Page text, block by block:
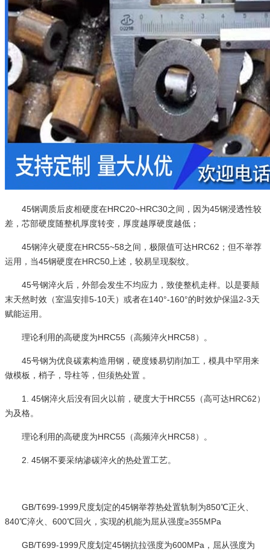
45钢调质后皮相硬度在HRC20~HRC30之间，因为45钢浸透性较
差，芯部硬度随整机厚度转变，厚度越厚硬度越低；
45钢淬火硬度在HRC55~58之间，极限值可达HRC62；但不举荐
运用，当45钢硬度在HRC50上述，较易呈现裂纹。
45号钢淬火后，外部会发生不均应力，致使整机走样。以是要颠
末天然时效（室温安排5-10天）或者在140°-160°的时效炉保温2-3天
赋能运用。
理论利用的高硬度为HRC55（高频淬火HRC58）。
45号钢为优良碳素构造用钢，硬度矮易切削加工，模具中罕用来
做模板，梢子，导柱等，但须热处置 。
1. 45钢淬火后没有回火以前，硬度大于HRC55（高可达HRC62）
为及格。
理论利用的高硬度为HRC55（高频淬火HRC58）。
2. 45钢不要采纳渗碳淬火的热处置工艺。
GB/T699-1999尺度划定的45钢举荐热处置轨制为850℃正火、
840℃淬火、600℃回火，实现的机能为屈从强度≥355MPa
GB/T699-1999尺度划定45钢抗拉强度为600MPa，屈从强度为